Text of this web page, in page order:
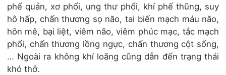
phế quản, xơ phổi, ung thư phổi, khí phế thũng, suy
hô hấp, chấn thương sọ não, tai biến mạch máu não,
hôn mê, bại liệt, viêm não, viêm phúc mạc, tắc mạch
phổi, chấn thương lồng ngực, chấn thương cột sống,
… Ngoài ra không khí loãng cũng dẫn đến trạng thái
khó thở.